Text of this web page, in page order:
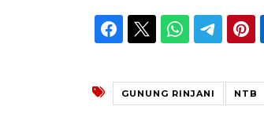
GUNUNG RINJANI NTB